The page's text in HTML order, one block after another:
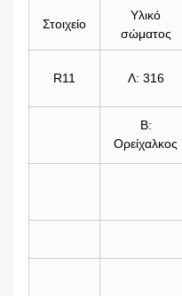
Στοιχείο
Υλικό
σώματος
R11 Λ: 316
Β:
Ορείχαλκος